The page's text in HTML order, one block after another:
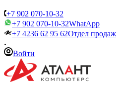
+7 902 070-10-32
+7 902 070-10-32WhatApp
+7 4236 62 95 62Отдел продаж
Войти